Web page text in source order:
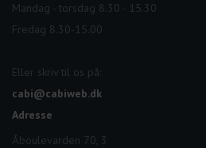
Mandag - torsdag 8.30 - 15.30
Fredag 8.30-15.00
Eller skriv til os på:
cabi@cabiweb.dk
Adresse
Åboulevarden 70, 3